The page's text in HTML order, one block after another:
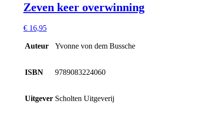
Zeven keer overwinning
€ 16,95
Auteur Yvonne von dem Bussche
ISBN 9789083224060
Uitgever Scholten Uitgeverij